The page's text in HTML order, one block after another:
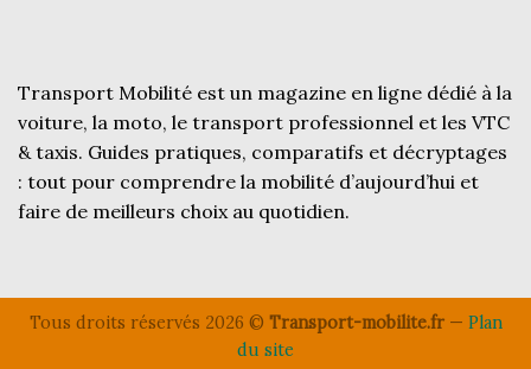
Transport Mobilité est un magazine en ligne dédié à la
voiture, la moto, le transport professionnel et les VTC
& taxis. Guides pratiques, comparatifs et décryptages
: tout pour comprendre la mobilité d’aujourd’hui et
faire de meilleurs choix au quotidien.
Tous droits réservés 2026 © Transport-mobilite.fr— Plan
du site